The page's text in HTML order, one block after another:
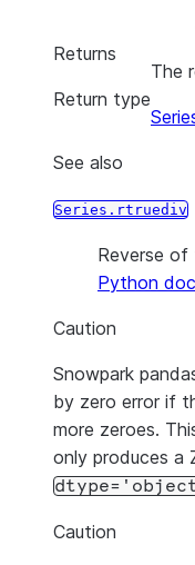
Returns
The
Return type
See also
Series.rtruediv
Reverse of
Python
Caution
Snowpark
by zero error if
more zeroes.
only produces a
Caution